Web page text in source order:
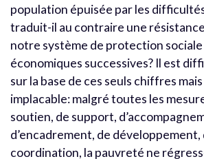
population épuisée par les
traduit-il au contraire une
notre système de protection sociale
économiques successives? Il est
sur la base de ces seuls chiffres
implacable: malgré toutes les
soutien, de support,
d’encadrement, de développement,
coordination, la pauvreté ne